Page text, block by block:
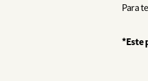
Para
*Este